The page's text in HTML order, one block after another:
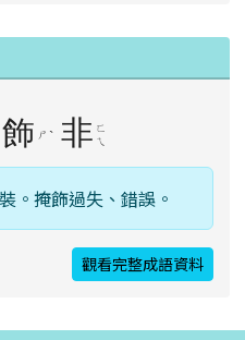
飾 ㄕ ˋ 非 ㄈ
ㄟ
。掩飾過失、錯誤。
觀看完整成語資料